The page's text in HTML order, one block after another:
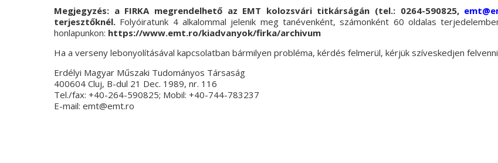
Megjegyzés: a FIRKA megrendelhető az EMT kolozsvári titkárságán (tel.: 0264-590825,
terjesztőknél. Folyóiratunk 4 alkalommal jelenik meg tanévenként, számonként 60 oldalas
honlapunkon: https://www.emt.ro/kiadvanyok/firka/archivum
Ha a verseny lebonyolításával kapcsolatban bármilyen probléma, kérdés felmerül, kérjük szíveskedjen
Erdélyi Magyar Műszaki Tudományos Társaság
400604 Cluj, B-dul 21 Dec. 1989, nr. 116
Tel./fax: +40-264-590825; Mobil: +40-744-783237
E-mail: emt@emt.ro